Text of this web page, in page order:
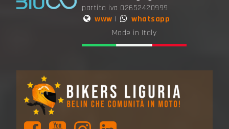
partita iva 02652420999
www |
whatsapp
Made in Italy